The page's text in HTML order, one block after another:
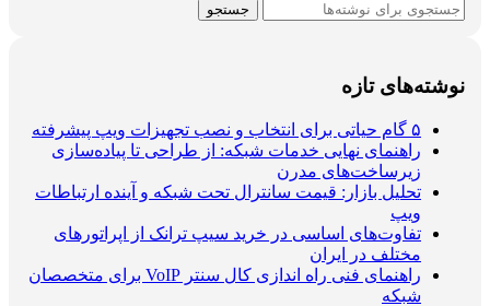
جستجو
نوشته‌های تازه
۵ گام حیاتی برای انتخاب و نصب تجهیزات ویپ پیشرفته
راهنمای نهایی خدمات شبکه: از طراحی تا پیاده‌سازی
زیرساخت‌های مدرن
تحلیل بازار: قیمت سانترال تحت شبکه و آینده ارتباطات
ویپ
تفاوت‌های اساسی در خرید سیپ ترانک از اپراتورهای
مختلف در ایران
راهنمای فنی راه اندازی کال سنتر VoIP برای متخصصان
شبکه